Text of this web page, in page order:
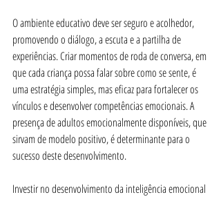
O ambiente educativo deve ser seguro e acolhedor,
promovendo o diálogo, a escuta e a partilha de
experiências. Criar momentos de roda de conversa, em
que cada criança possa falar sobre como se sente, é
uma estratégia simples, mas eficaz para fortalecer os
vínculos e desenvolver competências emocionais. A
presença de adultos emocionalmente disponíveis, que
sirvam de modelo positivo, é determinante para o
sucesso deste desenvolvimento.
Investir no desenvolvimento da inteligência emocional